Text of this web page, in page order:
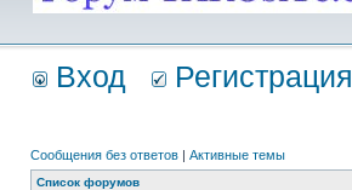
Вход Регистрация
Сообщения без ответов | Активные темы
Список форумов